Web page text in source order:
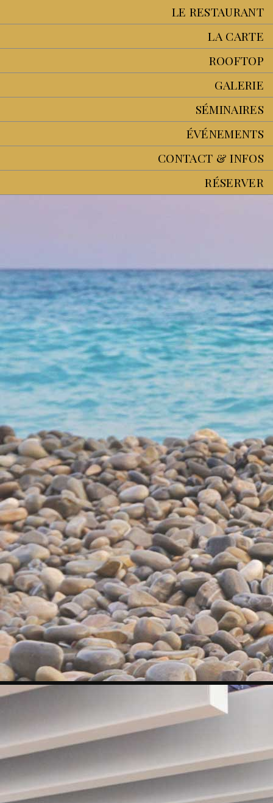
LE RESTAURANT
LA CARTE
ROOFTOP
GALERIE
SÉMINAIRES
ÉVÉNEMENTS
CONTACT & INFOS
RÉSERVER